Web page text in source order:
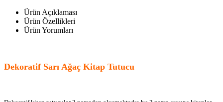
Ürün Açıklaması
Ürün Özellikleri
Ürün Yorumları
Dekoratif Sarı Ağaç Kitap Tutucu